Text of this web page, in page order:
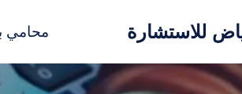
للاستشارة محامي